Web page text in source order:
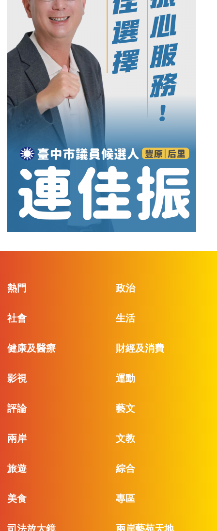
熱門 政治
社會 生活
健康及醫療 財經及消費
影視 運動
評論 藝文
兩岸 文教
旅遊 綜合
美食 專區
司法放大鏡 兩岸藝苑天地